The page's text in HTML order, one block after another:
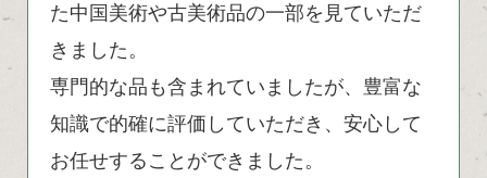
た中国美術や古美術品の一部を見ていただ
きました。
専門的な品も含まれていましたが、豊富な
知識で的確に評価していただき、安心して
お任せすることができました。